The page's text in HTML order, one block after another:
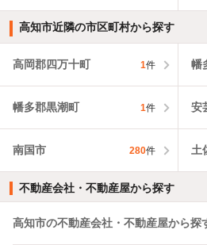
高知市近隣の市区町村から探す
高岡郡四万十町 1件 幡
幡多郡黒潮町 1件 安
南国市 280件 土
不動産会社・不動産屋から探す
高知市の不動産会社・不動産屋から探